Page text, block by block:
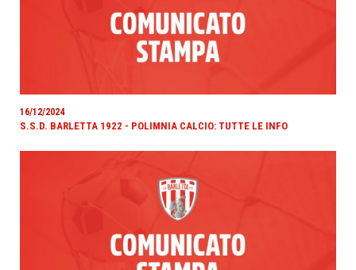
16/12/2024
S.S.D. BARLETTA 1922 - POLIMNIA CALCIO: TUTTE LE INFO